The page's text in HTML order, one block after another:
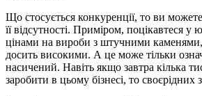
Що стосується конкуренції, то ви
її відсутності. Приміром, поцікавтеся у
цінами на вироби з штучними
досить високими. А це може тільки
насичений. Навіть якщо завтра кілька
заробити в цьому бізнесі, то своєрідних